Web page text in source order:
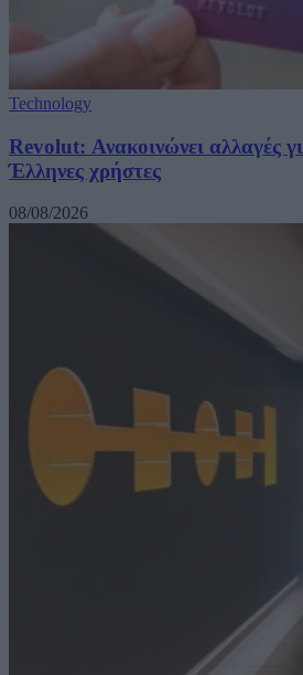
Technology
Revolut: Ανακοινώνει αλλαγές
Έλληνες χρήστες
08/08/2026